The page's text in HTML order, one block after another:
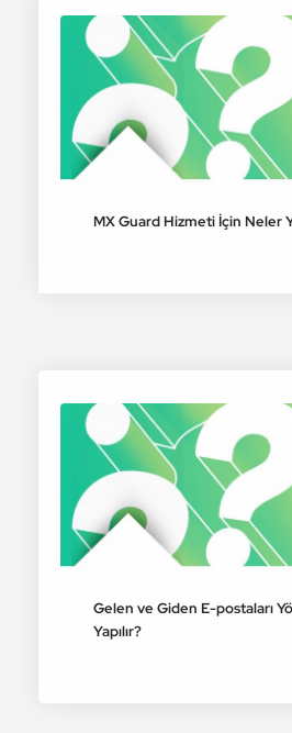
MX Guard Hizmeti İçin Neler
Gelen ve Giden E-postaları
Yapılır?